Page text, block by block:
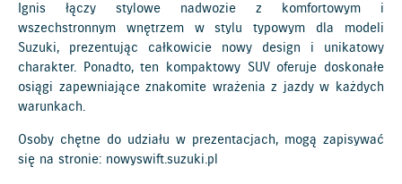
Ignis łączy stylowe nadwozie z komfortowym i
wszechstronnym wnętrzem w stylu typowym dla modeli
Suzuki, prezentując całkowicie nowy design i unikatowy
charakter. Ponadto, ten kompaktowy SUV oferuje doskonałe
osiągi zapewniające znakomite wrażenia z jazdy w każdych
warunkach.
Osoby chętne do udziału w prezentacjach, mogą zapisywać
się na stronie: nowyswift.suzuki.pl